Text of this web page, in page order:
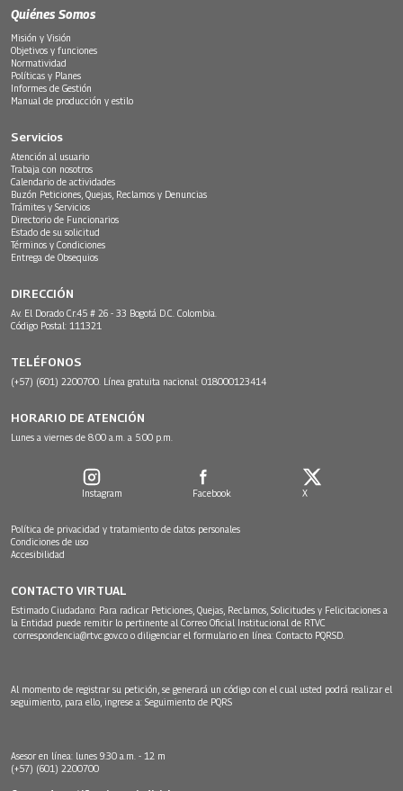
Quiénes Somos
Misión y Visión
Objetivos y funciones
Normatividad
Políticas y Planes
Informes de Gestión
Manual de producción y estilo
Servicios
Atención al usuario
Trabaja con nosotros
Calendario de actividades
Buzón Peticiones, Quejas, Reclamos y Denuncias
Trámites y Servicios
Directorio de Funcionarios
Estado de su solicitud
Términos y Condiciones
Entrega de Obsequios
DIRECCIÓN
Av. El Dorado Cr.45 # 26 - 33 Bogotá D.C. Colombia.
Código Postal: 111321
TELÉFONOS
(+57) (601) 2200700. Línea gratuita nacional: 018000123414
HORARIO DE ATENCIÓN
Lunes a viernes de 8:00 a.m. a 5:00 p.m.
Instagram Facebook X
Política de privacidad y tratamiento de datos personales
Condiciones de uso
Accesibilidad
CONTACTO VIRTUAL
Estimado Ciudadano: Para radicar Peticiones, Quejas, Reclamos, Solicitudes y Felicitaciones a
la Entidad puede remitir lo pertinente al Correo Oficial Institucional de RTVC
correspondencia@rtvc.gov.co o diligenciar el formulario en línea: Contacto PQRSD.
Al momento de registrar su petición, se generará un código con el cual usted podrá realizar el
seguimiento, para ello, ingrese a: Seguimiento de PQRS
Asesor en línea: lunes 9:30 a.m. - 12 m
(+57) (601) 2200700